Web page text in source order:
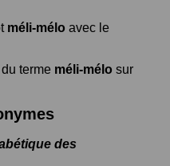
méli-mélo avec le
terme méli-mélo sur
des